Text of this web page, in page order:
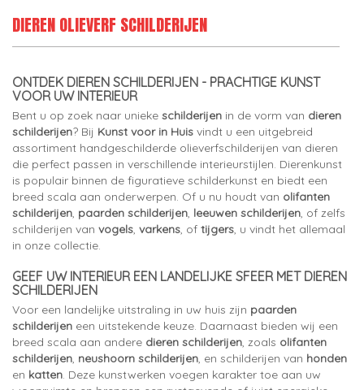
DIEREN OLIEVERF SCHILDERIJEN
ONTDEK DIEREN SCHILDERIJEN - PRACHTIGE KUNST
VOOR UW INTERIEUR
Bent u op zoek naar unieke schilderijen in de vorm van dieren
schilderijen? Bij Kunst voor in Huis vindt u een uitgebreid
assortiment handgeschilderde olieverfschilderijen van dieren
die perfect passen in verschillende interieurstijlen. Dierenkunst
is populair binnen de figuratieve schilderkunst en biedt een
breed scala aan onderwerpen. Of u nu houdt van olifanten
schilderijen, paarden schilderijen, leeuwen schilderijen, of zelfs
schilderijen van vogels, varkens, of tijgers, u vindt het allemaal
in onze collectie.
GEEF UW INTERIEUR EEN LANDELIJKE SFEER MET DIEREN
SCHILDERIJEN
Voor een landelijke uitstraling in uw huis zijn paarden
schilderijen een uitstekende keuze. Daarnaast bieden wij een
breed scala aan andere dieren schilderijen, zoals olifanten
schilderijen, neushoorn schilderijen, en schilderijen van honden
en katten. Deze kunstwerken voegen karakter toe aan uw